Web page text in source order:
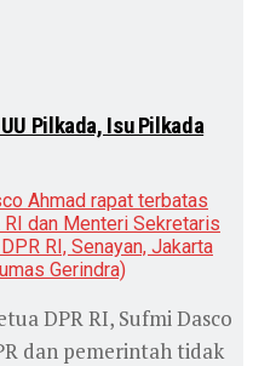
Pilkada, Isu Pilkada
DPR RI, Sufmi Dasco
dan pemerintah tidak